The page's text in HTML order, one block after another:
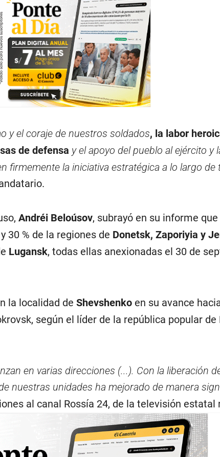
y el coraje de nuestros soldados, la labor
de defensa y el apoyo del pueblo al ejército y
firmemente la iniciativa estratégica a lo largo de
Andréi Beloúsov, subrayó en su informe
30 % de la regiones de Donetsk, Zaporiyia y
Lugansk, todas ellas anexionadas el 30 de
la localidad de Shevshenko en su avance
según el líder de la república popular de
en varias direcciones (...). Con la liberación
nuestras unidades ha mejorado de manera
al canal Rossía 24, de la televisión estatal